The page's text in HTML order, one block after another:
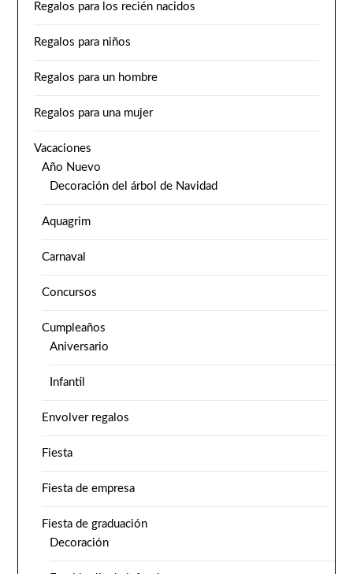
Regalos para los recién nacidos
Regalos para niños
Regalos para un hombre
Regalos para una mujer
Vacaciones
Año Nuevo
Decoración del árbol de Navidad
Aquagrim
Carnaval
Concursos
Cumpleaños
Aniversario
Infantil
Envolver regalos
Fiesta
Fiesta de empresa
Fiesta de graduación
Decoración